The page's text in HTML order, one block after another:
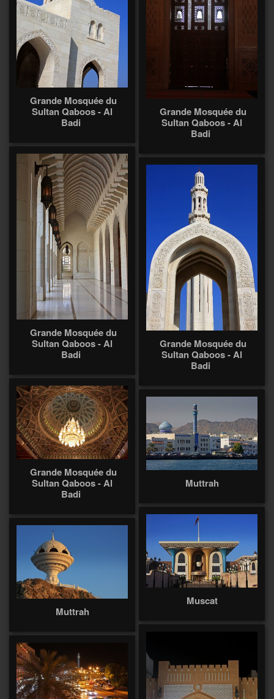
Grande Mosquée du
Sultan Qaboos - Al
Badi
Grande Mosquée du
Sultan Qaboos - Al
Badi
Grande Mosquée du
Sultan Qaboos - Al
Badi
Grande Mosquée du
Sultan Qaboos - Al
Badi
Grande Mosquée du
Sultan Qaboos - Al
Badi
Muttrah
Muscat
Muttrah